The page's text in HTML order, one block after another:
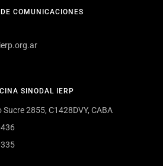
SINODAL IERP
2855, C1428DVY, CABA
COMUNICACIONES